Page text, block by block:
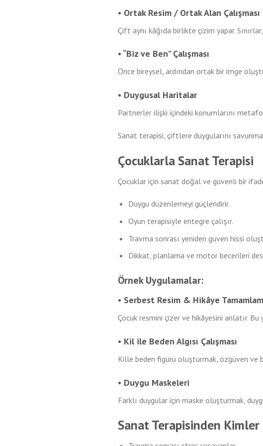
• Ortak Resim / Ortak Alan Çalışması
Çift aynı kâğıda birlikte çizim yapar.
• “Biz ve Ben” Çalışması
Önce bireysel, ardından ortak bir imge
• Duygusal Haritalar
Partnerler ilişki içindeki konumlarını
Sanat terapisi, çiftlere duygularını
Çocuklarla Sanat Terapisi
Çocuklar için sanat doğal ve güvenli bir
Duygu düzenlemeyi güçlendirir.
Oyun terapisiyle entegre çalışır.
Travma sonrası yeniden güven hissi
Dikkat, planlama ve motor becerileri
Örnek Uygulamalar:
• Serbest Resim & Hikâye
Çocuk resmini çizer ve hikâyesini anlatır.
• Kil ile Beden Algısı Çalışması
Kille beden figürü oluşturmak, özgüven ve
• Duygu Maskeleri
Farklı duygular için maske oluşturmak,
Sanat Terapisinden Kimler